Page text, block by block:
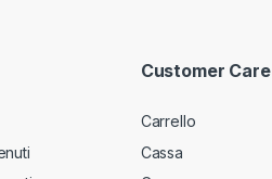
Customer Care
Carrello
Cassa